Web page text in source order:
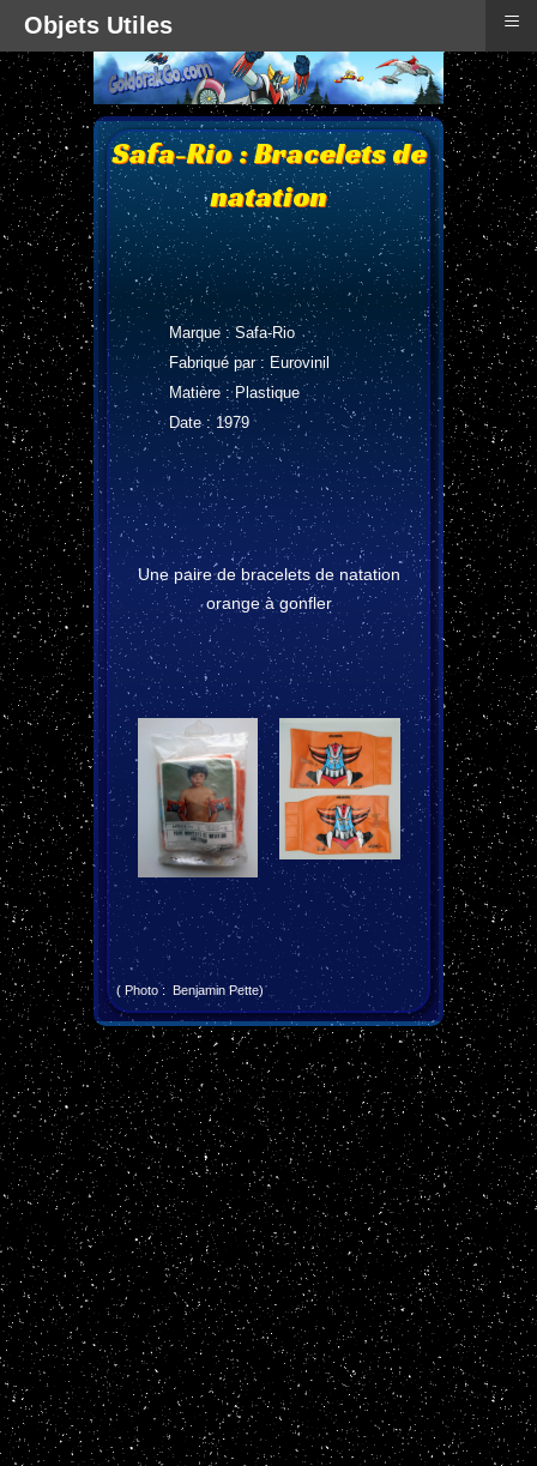
Safa-Rio : Bracelets de
natation
Marque : Safa-Rio
Fabriqué par : Eurovinil
Matière : Plastique
Date : 1979
Une paire de bracelets de natation
orange à gonfler
( Photo : Benjamin Pette)
Objets Utiles ≡